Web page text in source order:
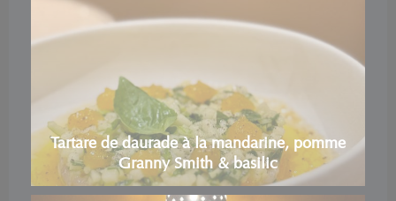
Tartare de daurade à la mandarine, pomme
Granny Smith & basilic